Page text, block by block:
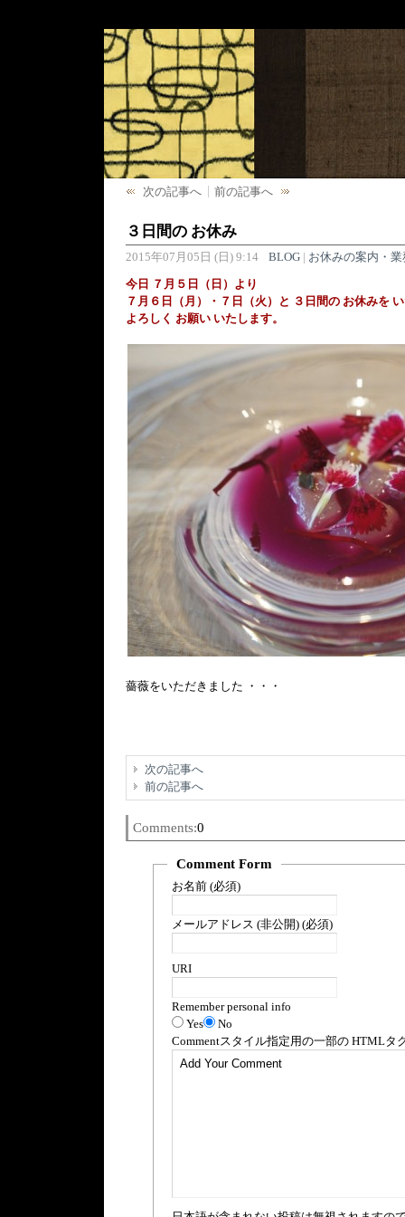
次の記事へ 前の記事へ
３日間の お休み
2015年07月05日 (日) 9:14 BLOG| お休みの案内・業
今日 ７月５日（日）より
７月６日（月）・７日（火）と ３日間の お休みを
よろしく お願い いたします。
薔薇をいただきました ・・・
次の記事へ
前の記事へ
Comments:0
Comment Form
お名前 (必須)
メールアドレス (非公開) (必須)
URI
Remember personal info
Yes
No
Commentスタイル指定用の一部の HTMLタ